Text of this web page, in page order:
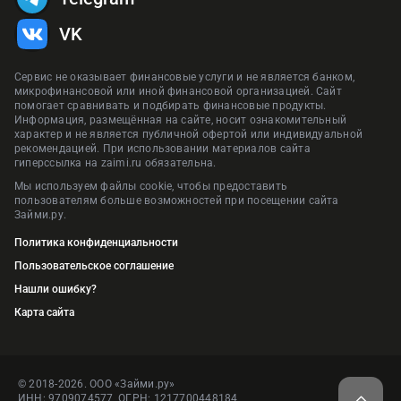
Сервис не оказывает финансовые услуги и не является банком,
микрофинансовой или иной финансовой организацией. Сайт
помогает сравнивать и подбирать финансовые продукты.
Информация, размещённая на сайте, носит ознакомительный
характер и не является публичной офертой или индивидуальной
рекомендацией. При использовании материалов сайта
гиперссылка на zaimi.ru обязательна.
Мы используем файлы cookie, чтобы предоставить
пользователям больше возможностей при посещении сайта
Займи.ру.
Политика конфиденциальности
Пользовательское соглашение
Нашли ошибку?
Карта сайта
VK
© 2018-2026. ООО «Займи.ру»
ИНН: 9709074577, ОГРН: 1217700448184